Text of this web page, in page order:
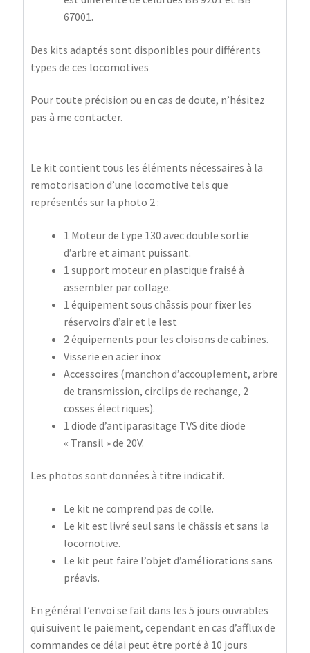
67001.
Des kits adaptés sont disponibles pour différents
types de ces locomotives
Pour toute précision ou en cas de doute, n’hésitez
pas à me contacter.
Le kit contient tous les éléments nécessaires à la
remotorisation d’une locomotive tels que
représentés sur la photo 2 :
1 Moteur de type 130 avec double sortie
d’arbre et aimant puissant.
1 support moteur en plastique fraisé à
assembler par collage.
1 équipement sous châssis pour fixer les
réservoirs d’air et le lest
2 équipements pour les cloisons de cabines.
Visserie en acier inox
Accessoires (manchon d’accouplement, arbre
de transmission, circlips de rechange, 2
cosses électriques).
1 diode d’antiparasitage TVS dite diode
« Transil » de 20V.
Les photos sont données à titre indicatif.
Le kit ne comprend pas de colle.
Le kit est livré seul sans le châssis et sans la
locomotive.
Le kit peut faire l’objet d’améliorations sans
préavis.
En général l’envoi se fait dans les 5 jours ouvrables
qui suivent le paiement, cependant en cas d’afflux de
commandes ce délai peut être porté à 10 jours